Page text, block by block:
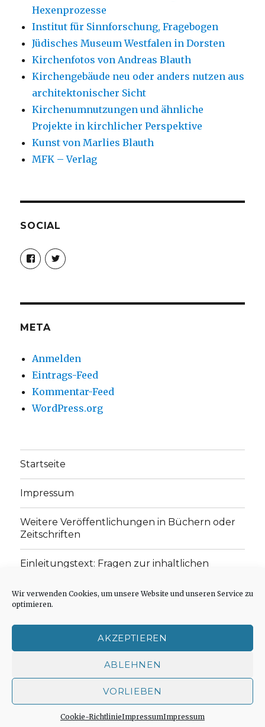
Wir verwenden Cookies, um unsere Website und unseren Service zu
optimieren.
AKZEPTIEREN
ABLEHNEN
VORLIEBEN
Cookie-RichtlinieImpressumImpressum
Hexenprozesse
Institut für Sinnforschung, Fragebogen
Jüdisches Museum Westfalen in Dorsten
Kirchenfotos von Andreas Blauth
Kirchengebäude neu oder anders nutzen aus
architektonischer Sicht
Kirchenumnutzungen und ähnliche
Projekte in kirchlicher Perspektive
Kunst von Marlies Blauth
MFK – Verlag
SOCIAL
Profil
von
christoph.fleischer1
anzeigen
Profil
von
anzeigen
META
Anmelden
Eintrags-Feed
Kommentar-Feed
WordPress.org
Startseite
Impressum
Weitere Veröffentlichungen in Büchern oder
Zeitschriften
Einleitungstext: Fragen zur inhaltlichen
„schwachen Glaubens“
Cookie-Richtlinie (EU)
Impressum